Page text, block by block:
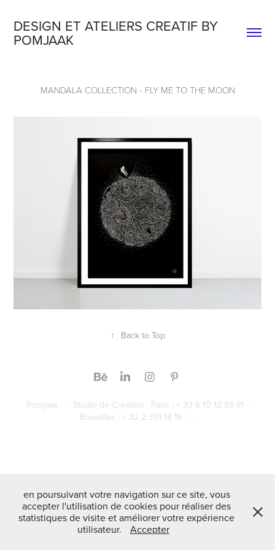
DESIGN ET ATELIERS CREATIF BY
POMJAAK
MANDALA COLLECTION - FLY ME TO THE MOON
↑ Back to Top
Pomjaak : : : Studio de Création - Paris : + 33 6 10 12 93 81 -
Bruxelles : + 32 2 351 18 16 : : :
en poursuivant votre navigation sur ce site, vous
accepter l'utilisation de cookies pour réaliser des
statistiques de visite et améliorer votre expérience
utilisateur.
Accepter